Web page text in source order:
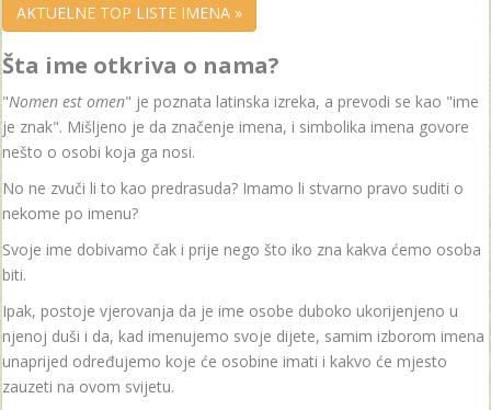
AKTUELNE TOP LISTE IMENA »
Šta ime otkriva o nama?
"Nomen est omen" je poznata latinska izreka, a prevodi se kao "ime
je znak". Mišljeno je da značenje imena, i simbolika imena govore
nešto o osobi koja ga nosi.
No ne zvuči li to kao predrasuda? Imamo li stvarno pravo suditi o
nekome po imenu?
Svoje ime dobivamo čak i prije nego što iko zna kakva ćemo osoba
biti.
Ipak, postoje vjerovanja da je ime osobe duboko ukorijenjeno u
njenoj duši i da, kad imenujemo svoje dijete, samim izborom imena
unaprijed određujemo koje će osobine imati i kakvo će mjesto
zauzeti na ovom svijetu.